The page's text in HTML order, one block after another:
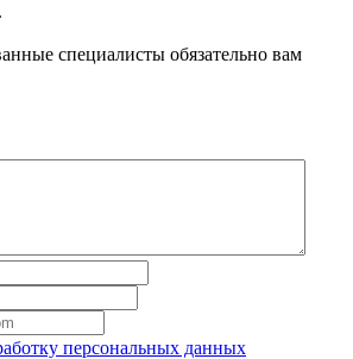
специалисты обязательно вам
персональных данных